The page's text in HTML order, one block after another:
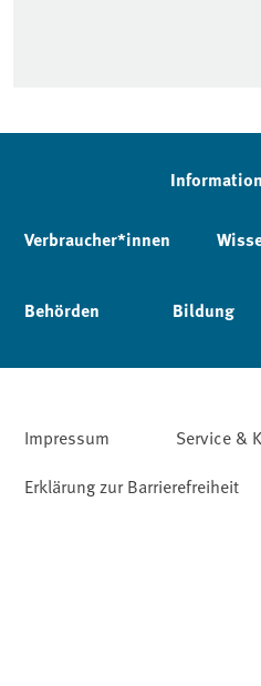
Verbraucher*innen
Behörden Bildung
Impressum Service &
Erklärung zur Barrierefreiheit